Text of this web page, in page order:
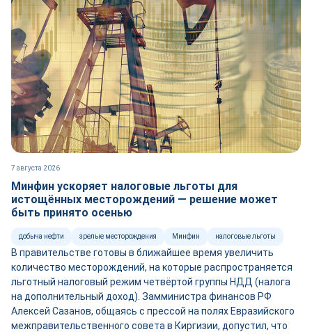
7 августа 2026
Минфин ускоряет налоговые льготы для
истощённых месторождений — решение может
быть принято осенью
добыча нефти зрелые месторождения Минфин налоговые льготы
В правительстве готовы в ближайшее время увеличить
количество месторождений, на которые распространяется
льготный налоговый режим четвёртой группы НДД (налога
на дополнительный доход). Замминистра финансов РФ
Алексей Сазанов, общаясь с прессой на полях Евразийского
межправительственного совета в Киргизии, допустил, что